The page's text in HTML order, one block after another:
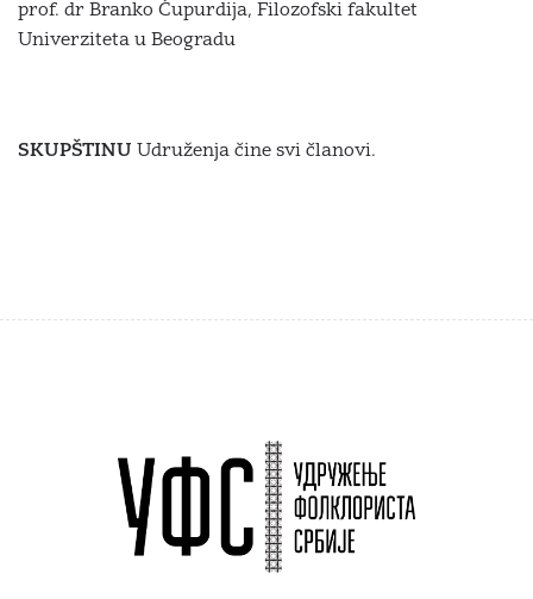
prof. dr Branko Ćupurdija, Filozofski fakultet
Univerziteta u Beogradu
SKUPŠTINU Udruženja čine svi članovi.